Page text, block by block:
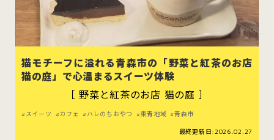
猫モチーフに溢れる青森市の「野菜と紅茶のお店
猫の庭」で心温まるスイーツ体験
［ 野菜と紅茶のお店 猫の庭 ］
スイーツ カフェ ハレのちおやつ 東青地域 青森市
最終更新日:2026.02.27